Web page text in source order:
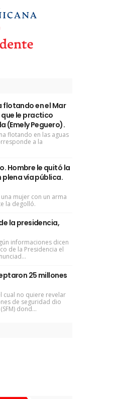
flotando en el Mar
le practico
(Emely Peguero).
flotando en las aguas
a la
Hombre le quitó la
plena vía pública.
mujer con un arma
la degolló.
la presidencia,
informaciones dicen
de la Presidencia el
25 millones
cual no quiere revelar
de seguridad dio
dond...